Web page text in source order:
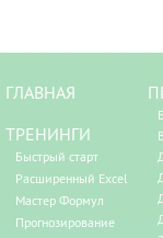
ГЛАВНАЯ
ТРЕНИНГИ
Быстрый старт
Расширенный Excel
Мастер Формул
Прогнозирование